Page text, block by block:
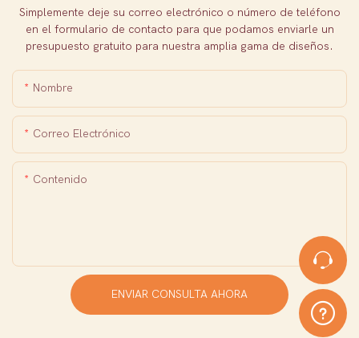
Simplemente deje su correo electrónico o número de teléfono
en el formulario de contacto para que podamos enviarle un
presupuesto gratuito para nuestra amplia gama de diseños.
Nombre
Correo Electrónico
Contenido
ENVIAR CONSULTA AHORA